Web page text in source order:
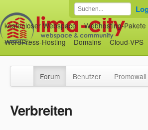
kostenloser Webspace
Webhosting-Pakete
WordPress-Hosting
Domains Cloud-VPS
Forum Benutzer Promowall
Verbreiten